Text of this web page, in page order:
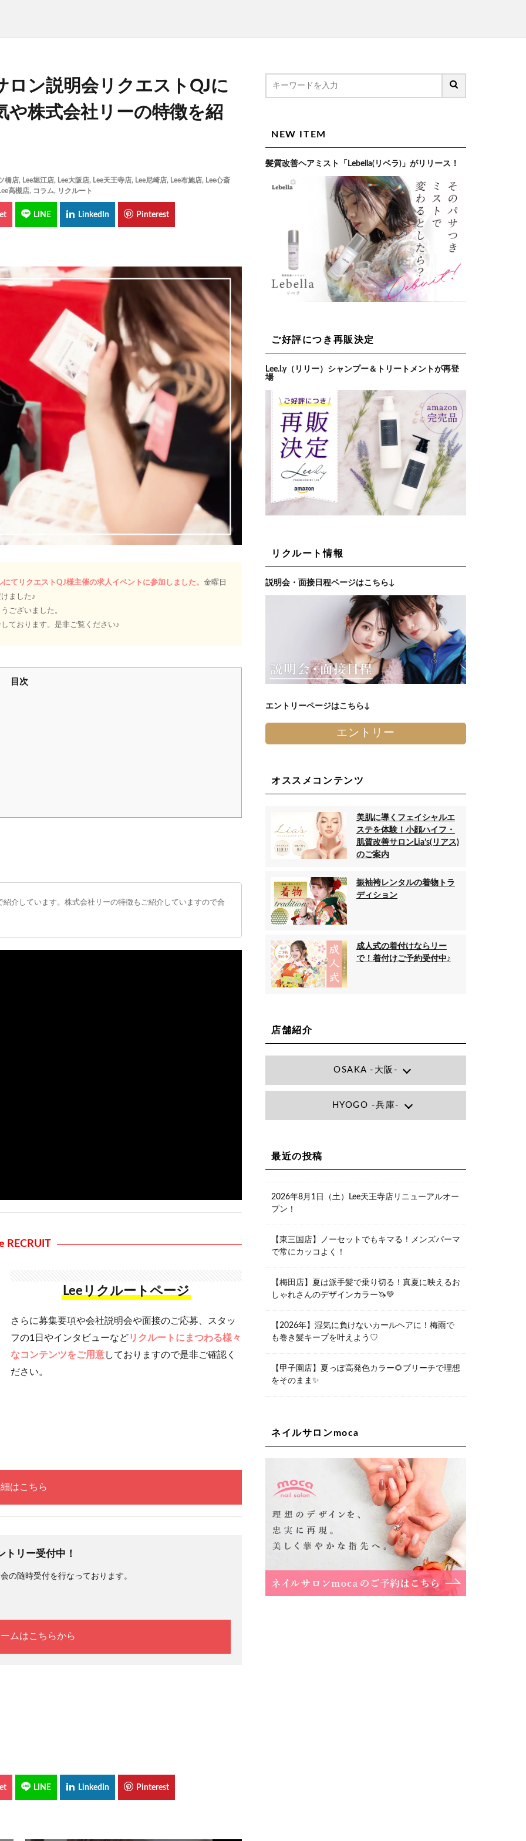
ロン説明会リクエストQJに
や株式会社リーの特徴を紹
橋店, Lee堀江店, Lee大阪店, Lee天王寺店, Lee尼崎店, Lee布施店, Lee心斎
高槻店, コラム, リクルート
てリクエストQJ様主催の求人イベントに参加しました。 金曜日
ました♪
ございました。
ております。是非ご覧ください♪
目次
介しています。株式会社リーの特徴もご紹介していますので合
RECRUIT
Leeリクルートページ
さらに募集要項や会社説明会や面接のご応募、スタッ
フの1日やインタビューなどリクルートにまつわる様々
なコンテンツをご用意しておりますので是非ご確認く
ださい。
はこちら
トリー受付中！
の随時受付を行なっております。
ムはこちらから
NEW ITEM
髪質改善ヘアミスト「Lebella(リベラ)」がリリース！
ご好評につき再販決定
Lee.l.y（リリー）シャンプー＆トリートメントが再登
場
リクルート情報
説明会・面接日程ページはこちら↓
エントリーページはこちら↓
エントリー
オススメコンテンツ
美肌に導くフェイシャルエ
ステを体験！小顔ハイフ・
肌質改善サロンLia’s(リアス)
のご案内
振袖袴レンタルの着物トラ
ディション
成人式の着付けならリー
で！着付けご予約受付中♪
店舗紹介
OSAKA -大阪-
Lee大阪店
大阪府大阪市北区小松原町1-27梅田エ
大阪府大阪市都島区東野田町２丁目９
Lee堀江店
〒550-0014 大阪府大阪市西区北堀江1-
06-6563-9091
Lee四ツ橋店
大阪府大阪市西区新町1-5-7 四ツ橋ビル
Lee天王寺店
Ｆ
06-6395-9555
Lee布施店
大阪府東大阪市足代2丁目1-5 モンテノ
06-6748-0778
大阪府枚方市岡東町18-15 キューブ枚
HYOGO -兵庫-
ライフワーク1F
最近の投稿
2026年8月1日（土）Lee天王寺店リニューアルオー
プン！
【東三国店】ノーセットでもキマる！メンズパーマ
で常にカッコよく！
【梅田店】夏は派手髪で乗り切る！真夏に映えるお
しゃれさんのデザインカラー🦄💚
【2026年】湿気に負けないカールヘアに！梅雨で
も巻き髪キープを叶えよう♡
【甲子園店】夏っぽ高発色カラー🌻ブリーチで理想
をそのまま✨
ネイルサロンmoca